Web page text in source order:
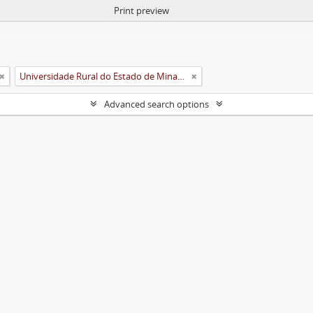
Print preview
Universidade Rural do Estado de Minas Gerais (Uremg)
Advanced search options